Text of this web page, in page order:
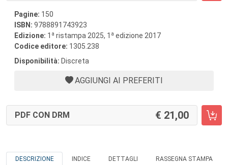
Pagine: 150
ISBN: 9788891743923
Edizione: 1 a ristampa 2025, 1 a edizione 2017
Codice editore: 1305.238
Disponibilità: Discreta
AGGIUNGI AI PREFERITI
PDF CON DRM 21,00
DESCRIZIONE INDICE DETTAGLI RASSEGNA STAMPA